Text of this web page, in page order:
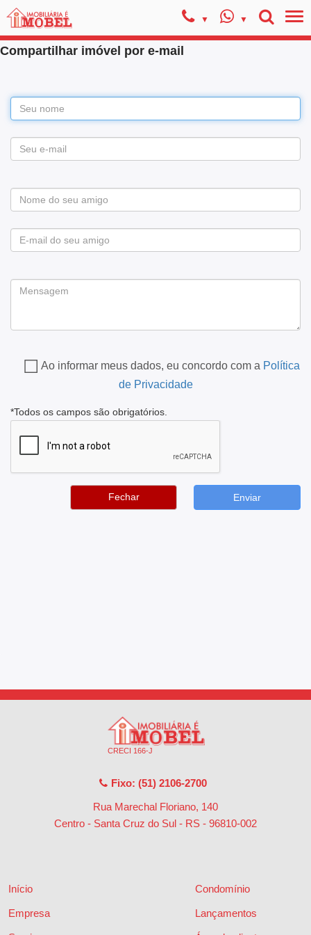
Compartilhar imóvel por e-mail
Ao informar meus dados, eu concordo com a Política
de Privacidade
*Todos os campos são obrigatórios.
Fechar
CRECI 166-J
Fixo: (51) 2106-2700
Rua Marechal Floriano, 140
Centro - Santa Cruz do Sul - RS - 96810-002
Início
Empresa
Condomínio
Lançamentos